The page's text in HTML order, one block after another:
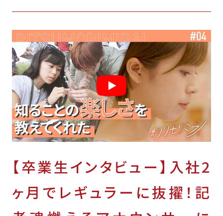
【卒業生インタビュー】入社2
ヶ月でレギュラーに抜擢！記